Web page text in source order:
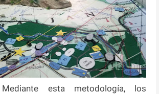
esta metodología, los